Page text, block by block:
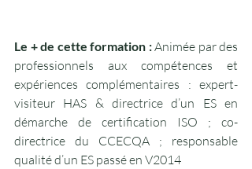
Le + de cette formation : Animée par des
professionnels aux compétences et
expériences complémentaires : expert-
visiteur HAS & directrice d’un ES en
démarche de certification ISO ; co-
directrice du CCECQA ; responsable
qualité d’un ES passé en V2014